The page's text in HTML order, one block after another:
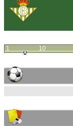
1 10